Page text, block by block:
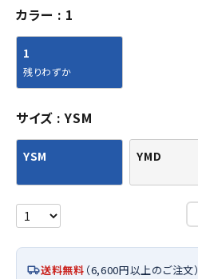
カラー 1
1
残りわずか
サイズ YSM
YSM YMD
送料無料 （6,600円以上のご注文）